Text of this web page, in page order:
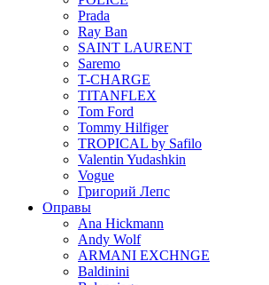
Prada
Ray Ban
SAINT LAURENT
Saremo
T-CHARGE
TITANFLEX
Tom Ford
Tommy Hilfiger
TROPICAL by Safilo
Valentin Yudashkin
Vogue
Григорий Лепс
Оправы
Ana Hickmann
Andy Wolf
ARMANI EXCHNGE
Baldinini